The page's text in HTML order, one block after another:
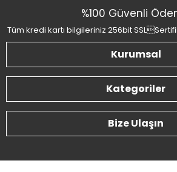
%100 Güvenli
Tüm kredi kartı bilgileriniz 256bit
Kurumsal
Kategoriler
Bize Ulaşın